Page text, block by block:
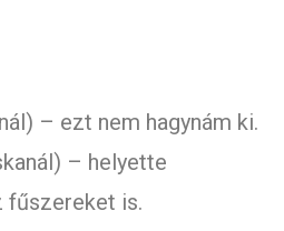
– ezt nem hagynám ki.
– helyette
fűszereket is.